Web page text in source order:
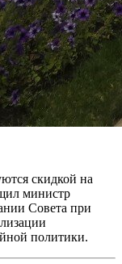
скидкой на
министр
Совета при
политики.